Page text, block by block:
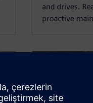
and drives.
proactive